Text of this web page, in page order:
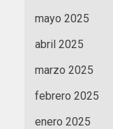
mayo 2025
abril 2025
marzo 2025
febrero 2025
enero 2025